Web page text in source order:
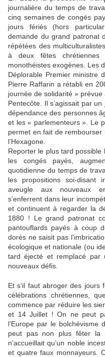
journalière du temps de
cinq semaines de congés
jours fériés (hors
demande du grand patronat
répétées des
à deux fêtes
monothéistes exogènes. Les
Déplorable Premier ministre
Pierre Raffarin a rétabli en
journée de solidarité »
Pentecôte. Il s’agissait par
dépendance des personnes
et les « parlementeurs ». Le
permet en fait de
l’Hexagone.
Reporter le plus tard possible
les congés payés,
quotidienne du temps de
les propositions soi-disant
aveugle aux nouveaux
s’enferrent dans leur
et continuent à regarder la
1880 ! Le grand patronat
pantouflards payés à coup
dorés ne saisit pas
écologique et nationale (ou
tard éjecté et remplacé par
nouveaux défis.
Et s’il faut abroger des jours
célébrations chrétiennes,
commence par réduire les
et 14 Juillet ! On ne peut
l’Europe par le
peut pas non plus fêter la
n’accueillait qu’un noble
et quatre faux monnayeurs.